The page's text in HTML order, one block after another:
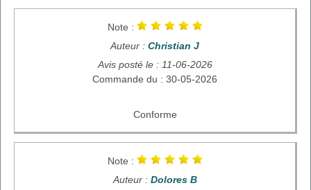
Note :
Auteur : Christian J
Avis posté le : 11-06-2026
Commande du : 30-05-2026
Conforme
Note :
Auteur : Dolores B